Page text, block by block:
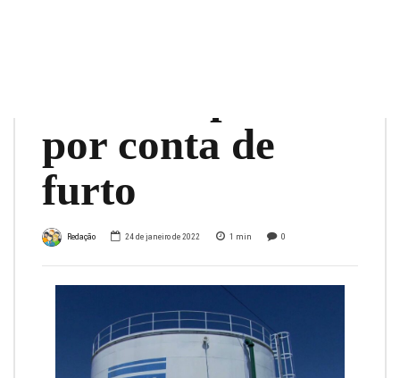
por conta de
furto
Redação 24 de janeiro de 2022 1 min 0